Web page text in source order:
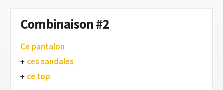
Combinaison #2
Ce pantalon
ces sandales
ce top